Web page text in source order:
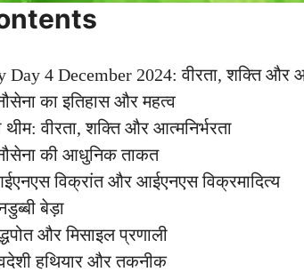
4 December 2024: वीरता, शक्ति और
का इतिहास और महत्व
वीरता, शक्ति और आत्मनिर्भरता
की आधुनिक ताकत
विक्रांत और आईएनएस विक्रमादित्य
बेड़ा
और मिसाइल प्रणाली
हथियार और तकनीक